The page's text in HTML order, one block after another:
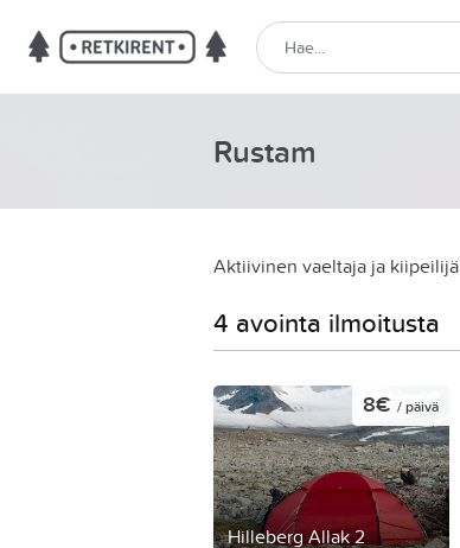
Rustam
Aktiivinen vaeltaja ja kiipeilijä
4 avointa ilmoitusta
Hilleberg Allak 2
8€ / päivä